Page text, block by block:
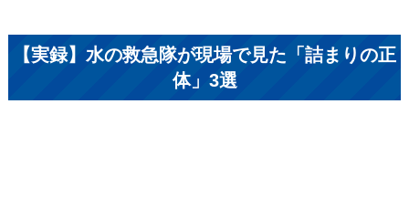
【実録】水の救急隊が現場で見た「詰まりの正
体」3選